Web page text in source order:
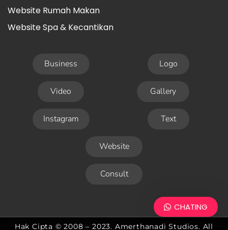
Website Rumah Makan
Website Spa & Kecantikan
Business
Video
Instagram
Logo
Gallery
Text
Website
Consult
Hak Cipta © 2008 – 2023. Amerthanadi Studios. All
CHATING